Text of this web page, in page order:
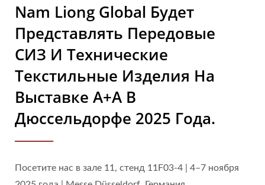
Nam Liong Global Будет
Представлять Передовые
СИЗ И Технические
Текстильные Изделия На
Выставке A+A В
Дюссельдорфе 2025 Года.
Посетите нас в зале 11, стенд 11F03-4 | 4–7 ноября